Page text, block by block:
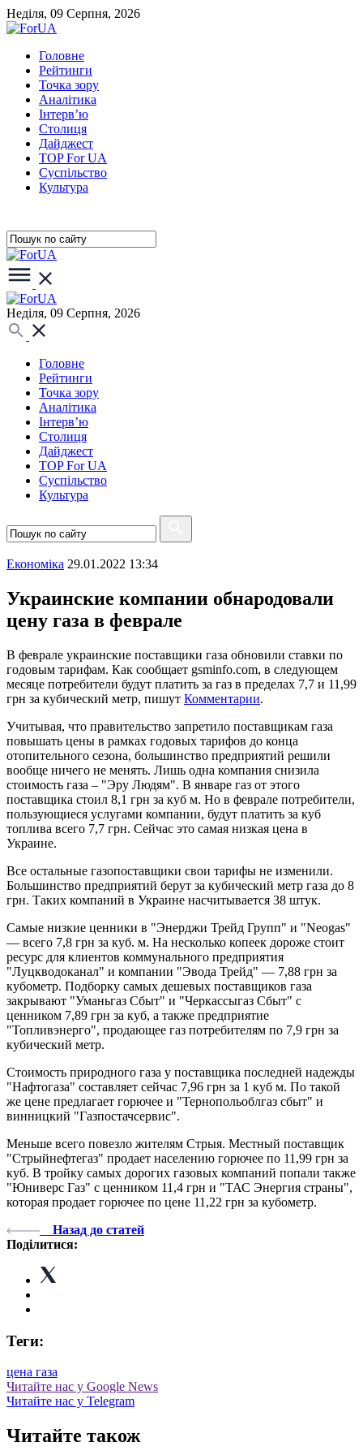
Неділя, 09 Серпня, 2026
Головне
Рейтинги
Точка зору
Аналітика
Інтерв’ю
Столиця
Дайджест
TOP For UA
Суспiльство
Культура
Неділя, 09 Серпня, 2026
Головне
Рейтинги
Точка зору
Аналітика
Інтерв’ю
Столиця
Дайджест
TOP For UA
Суспiльство
Культура
Економіка 29.01.2022 13:34
Украинские компании обнародовали
цену газа в феврале
В феврале украинские поставщики газа обновили ставки по
годовым тарифам. Как сообщает gsminfo.com, в следующем
месяце потребители будут платить за газ в пределах 7,7 и 11,99
грн за кубический метр, пишут Комментарии.
Учитывая, что правительство запретило поставщикам газа
повышать цены в рамках годовых тарифов до конца
отопительного сезона, большинство предприятий решили
вообще ничего не менять. Лишь одна компания снизила
стоимость газа – "Эру Людям". В январе газ от этого
поставщика стоил 8,1 грн за куб м. Но в феврале потребители,
пользующиеся услугами компании, будут платить за куб
топлива всего 7,7 грн. Сейчас это самая низкая цена в
Украине.
Все остальные газопоставщики свои тарифы не изменили.
Большинство предприятий берут за кубический метр газа до 8
грн. Таких компаний в Украине насчитывается 38 штук.
Самые низкие ценники в "Энерджи Трейд Групп" и "Neogas"
— всего 7,8 грн за куб. м. На несколько копеек дороже стоит
ресурс для клиентов коммунального предприятия
"Луцкводоканал" и компании "Эвода Трейд" — 7,88 грн за
кубометр. Подборку самых дешевых поставщиков газа
закрывают "Уманьгаз Сбыт" и "Черкассыгаз Сбыт" с
ценником 7,89 грн за куб, а также предприятие
"Топливэнерго", продающее газ потребителям по 7,9 грн за
кубический метр.
Стоимость природного газа у поставщика последней надежды
"Нафтогаза" составляет сейчас 7,96 грн за 1 куб м. По такой
же цене предлагает горючее и "Тернопольоблгаз сбыт" и
винницкий "Газпостачсервис".
Меньше всего повезло жителям Стрыя. Местный поставщик
"Стрыйнефтегаз" продает населению горючее по 11,99 грн за
куб. В тройку самых дорогих газовых компаний попали также
"Юниверс Газ" с ценником 11,4 грн и "ТАС Энергия страны",
которая продает горючее по цене 11,22 грн за кубометр.
Назад до статей
Поділитися:
Теги:
цена газа
Читайте нас у Google News
Читайте нас у Telegram
Читайте також